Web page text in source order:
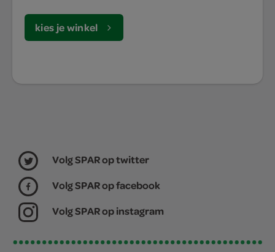
kies je winkel
Volg SPAR op twitter
Volg SPAR op facebook
Volg SPAR op instagram